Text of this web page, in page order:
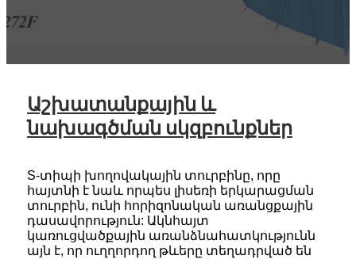
Աշխատանքային և
նախագծման սկզբունքներ
S-տիպի խողովակային տուրբինը, որը
հայտնի է նաև որպես լիսեռի երկարացման
տուրբին, ունի հորիզոնական առանցքային
դասավորություն: Ակնհայտ
կառուցվածքային առանձնահատկությունն
այն է, որ ուղղորդող թևերը տեղադրված են